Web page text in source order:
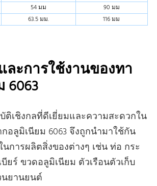
54 มม
90 มม
63.5 มม.
116 มม
ะการใช้งานของทา
6063
ติเชิงกลที่ดีเยี่ยมและความสะดวกใน
อลูมิเนียม 6063 จึงถูกนํามาใช้กัน
การผลิตสิ่งของต่างๆ เช่น ท่อ กระ
ยร์ ขวดอลูมิเนียม ตัวเรือนตัวเก็บ
ยานยนต์